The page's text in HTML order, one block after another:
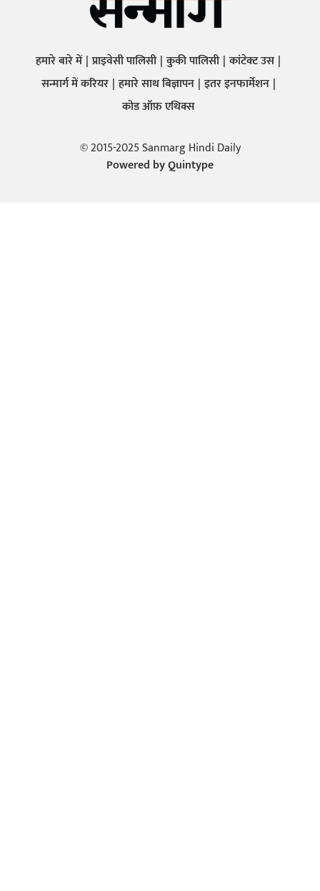
हमारे बारे में प्राइवेसी पालिसी कुकी पालिसी कांटेक्ट उस
सन्मार्ग में करियर हमारे साथ बिज्ञापन इतर इनफार्मेशन
कोड ऑफ़ एथिक्स
© 2015-2025 Sanmarg Hindi Daily
Powered byQuintype